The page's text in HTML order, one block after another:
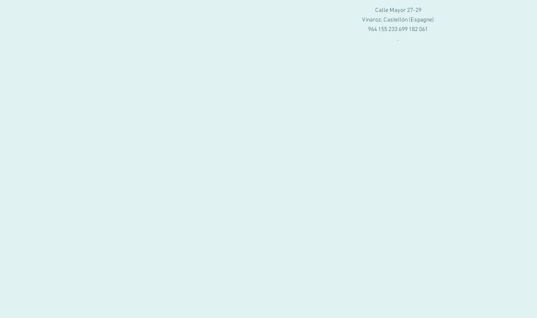
.
Calle Mayor 27-29
Vinaroz, Castellón (Espagne)
964 155 233 699 182 061
.